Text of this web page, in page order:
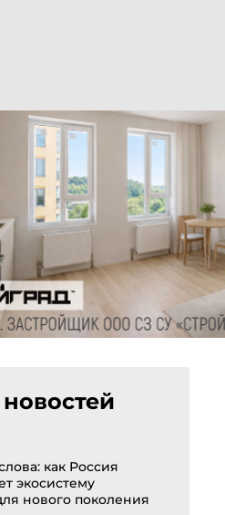
как Россия
экосистему
нового поколения